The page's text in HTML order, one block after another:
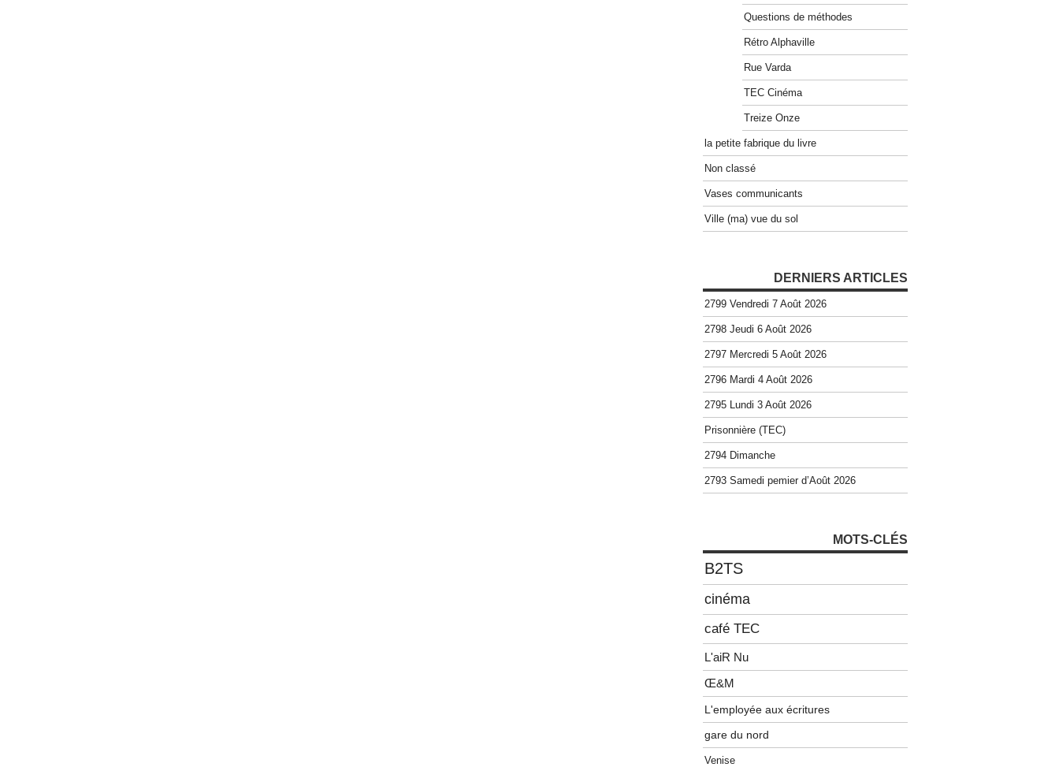
Questions de méthodes
Rétro Alphaville
Rue Varda
TEC Cinéma
Treize Onze
la petite fabrique du livre
Non classé
Vases communicants
Ville (ma) vue du sol
DERNIERS ARTICLES
2799 Vendredi 7 Août 2026
2798 Jeudi 6 Août 2026
2797 Mercredi 5 Août 2026
2796 Mardi 4 Août 2026
2795 Lundi 3 Août 2026
Prisonnière (TEC)
2794 Dimanche
2793 Samedi pemier d’Août 2026
MOTS-CLÉS
B2TS
cinéma
café TEC
L'aiR Nu
Œ&M
L'employée aux écritures
gare du nord
Venise